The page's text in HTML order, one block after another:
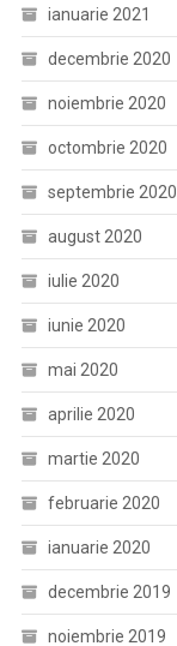
ianuarie 2021
decembrie 2020
noiembrie 2020
octombrie 2020
septembrie 2020
august 2020
iulie 2020
iunie 2020
mai 2020
aprilie 2020
martie 2020
februarie 2020
ianuarie 2020
decembrie 2019
noiembrie 2019